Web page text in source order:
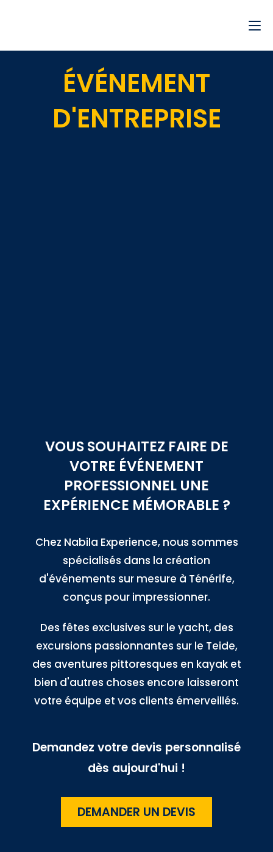
ÉVÉNEMENT
D'ENTREPRISE
VOUS SOUHAITEZ FAIRE DE
VOTRE ÉVÉNEMENT
PROFESSIONNEL UNE
EXPÉRIENCE MÉMORABLE ?
Chez Nabila Experience, nous sommes
spécialisés dans la création
d'événements sur mesure à Ténérife,
conçus pour impressionner.
Des fêtes exclusives sur le yacht, des
excursions passionnantes sur le Teide,
des aventures pittoresques en kayak et
bien d'autres choses encore laisseront
votre équipe et vos clients émerveillés.
Demandez votre devis personnalisé
dès aujourd'hui !
DEMANDER UN DEVIS